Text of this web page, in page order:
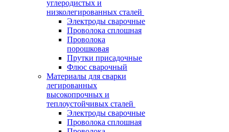
углеродистых и
низколегированных сталей
Электроды сварочные
Проволока сплошная
Проволока
порошковая
Прутки присадочные
Флюс сварочный
Материалы для сварки
легированных
высокопрочных и
теплоустойчивых сталей
Электроды сварочные
Проволока сплошная